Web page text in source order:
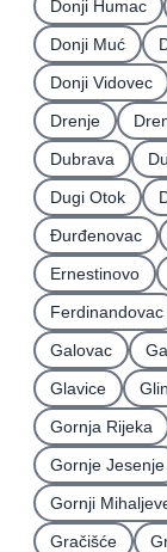
Donji Humac
Donji Muć
Donji Vidovec
Drenje
Dubrava
Dugi Otok
Ðurđenovac
Ernestinovo
Ferdinandovac
Galovac
Glavice
Gornja Rijeka
Gornje Jesenje
Gornji
Gračišće